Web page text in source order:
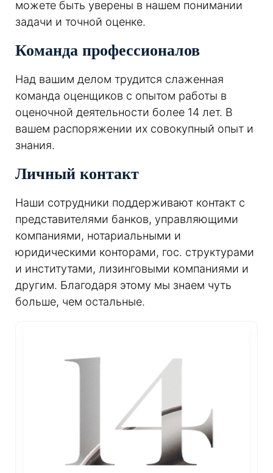
можете быть уверены в нашем понимании
задачи и точной оценке.
Команда профессионалов
Над вашим делом трудится слаженная
команда оценщиков с опытом работы в
оценочной деятельности более 14 лет. В
вашем распоряжении их совокупный опыт и
знания.
Личный контакт
Наши сотрудники поддерживают контакт с
представителями банков, управляющими
компаниями, нотариальными и
юридическими конторами, гос. структурами
и институтами, лизинговыми компаниями и
другим. Благодаря этому мы знаем чуть
больше, чем остальные.